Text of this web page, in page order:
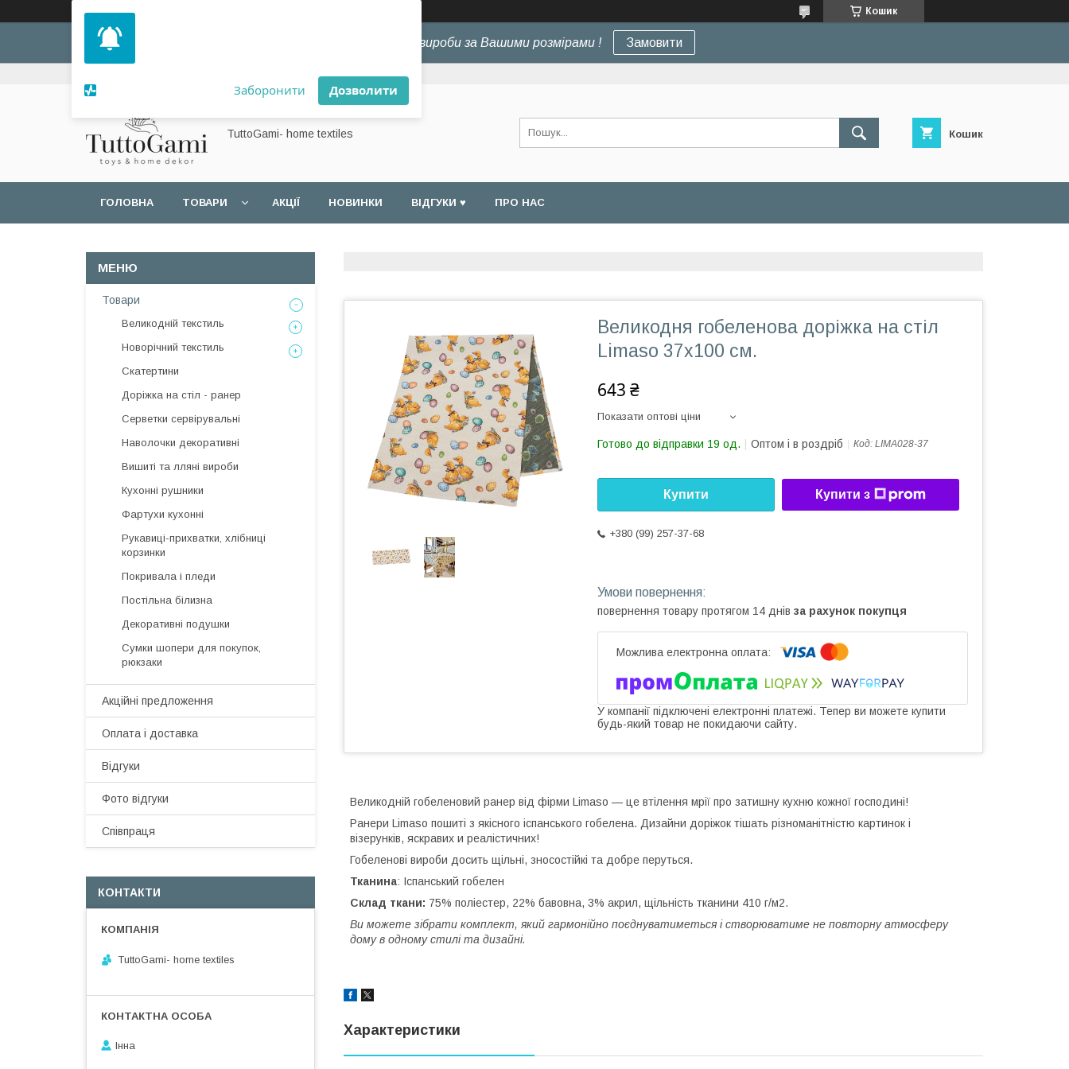
Заборонити Дозволити
Кошик
Шиємо вироби за Вашими розмірами ! Замовити
TuttoGami- home textiles Кошик
ГОЛОВНА ТОВАРИ АКЦІЇ НОВИНКИ ВІДГУКИ ♥ ПРО НАС
Великодня гобеленова доріжка на стіл
Limaso 37x100 см.
643 ₴
Показати оптові ціни
Готово до відправки 19 од. Оптом і в роздріб Код: LIMA028-37
Купити Купити з
+380 (99) 257-37-68
повернення товару протягом 14 днів за рахунок покупця
У компанії підключені електронні платежі. Тепер ви можете купити
будь-який товар не покидаючи сайту.
Великодній гобеленовий ранер від фірми Limaso — це втілення мрії про затишну кухню кожної господині!
Ранери Limaso пошиті з якісного іспанського гобелена. Дизайни доріжок тішать різноманітністю картинок і
візерунків, яскравих и реалістичних!
Гобеленові вироби досить щільні, зносостійкі та добре перуться.
Тканина: Іспанський гобелен
Склад ткани: 75% поліестер, 22% бавовна, 3% акрил, щільність тканини 410 г/м2.
Ви можете зібрати комплект, який гармонійно поєднуватиметься і створюватиме не повторну атмосферу
дому в одному стилі та дизайні.
Характеристики
Товари
Великодній текстиль
Новорічний текстиль
Скатертини
Доріжка на стіл - ранер
Серветки сервірувальні
Наволочки декоративні
Вишиті та лляні вироби
Кухонні рушники
Фартухи кухонні
Рукавиці-прихватки, хлібниці
корзинки
Покривала і пледи
Постільна білизна
Декоративні подушки
Сумки шопери для покупок,
рюкзаки
Акційні предложення
Оплата і доставка
Відгуки
Фото відгуки
Співпраця
КОНТАКТИ
TuttoGami- home textiles
Інна